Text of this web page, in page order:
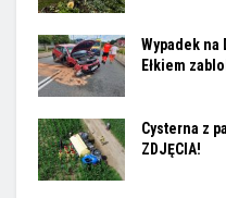
Wypadek na
Ełkiem
Cysterna z
ZDJĘCIA!